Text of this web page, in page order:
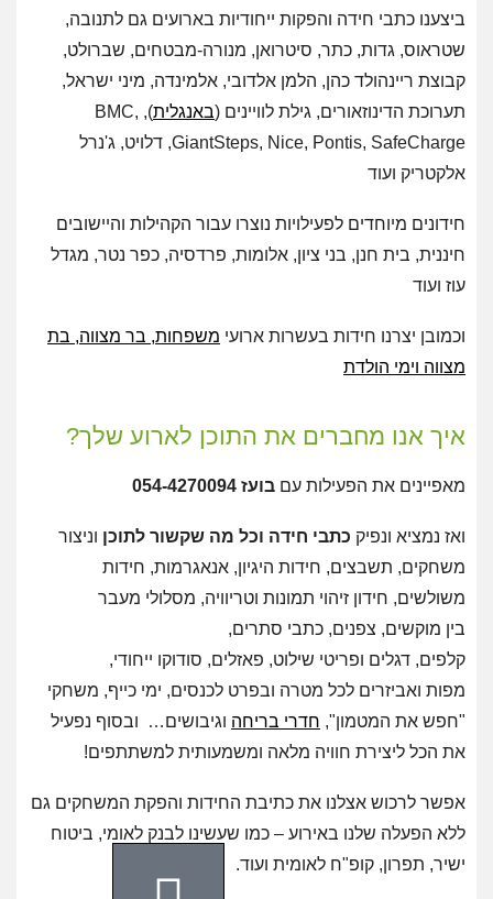
ביצענו כתבי חידה והפקות ייחודיות בארועים גם לתנובה,
שטראוס, גדות, כתר, סיטרואן, מנורה-מבטחים, שברולט,
קבוצת ריינהולד כהן, הלמן אלדובי, אלמינדה, מיני ישראל,
תערוכת הדינוזאורים, גילת לוויינים (באנגלית),
BMC,
GiantSteps, Nice, Pontis, SafeCharge, דלויט, ג'נרל
אלקטריק ועוד
חידונים מיוחדים לפעילויות נוצרו עבור הקהילות והיישובים
חיננית, בית חנן, בני ציון, אלומות, פרדסיה, כפר נטר, מגדל
עוז ועוד
וכמובן יצרנו חידות בעשרות ארועי משפחות, בר מצווה, בת
מצווה וימי הולדת
איך אנו מחברים את התוכן לארוע שלך?
מאפיינים את הפעילות עם בועז 054-4270094
ואז נמציא ונפיק כתבי חידה וכל מה שקשור לתוכן וניצור
משחקים, תשבצים, חידות היגיון, אנאגרמות, חידות
משולשים, חידון זיהוי תמונות וטריוויה, מסלולי מעבר
בין מוקשים, צפנים, כתבי סתרים,
קלפים, דגלים ופריטי שילוט, פאזלים, סודוקו ייחודי,
מפות ואביזרים לכל מטרה ובפרט לכנסים, ימי כייף, משחקי
"חפש את המטמון", חדרי בריחה וגיבושים… ובסוף נפעיל
את הכל ליצירת חוויה מלאה ומשמעותית למשתתפים!
אפשר לרכוש אצלנו את כתיבת החידות והפקת המשחקים גם
ללא הפעלה שלנו באירוע – כמו שעשינו לבנק לאומי, ביטוח
ישיר, תפרון, קופ"ח לאומית ועוד.